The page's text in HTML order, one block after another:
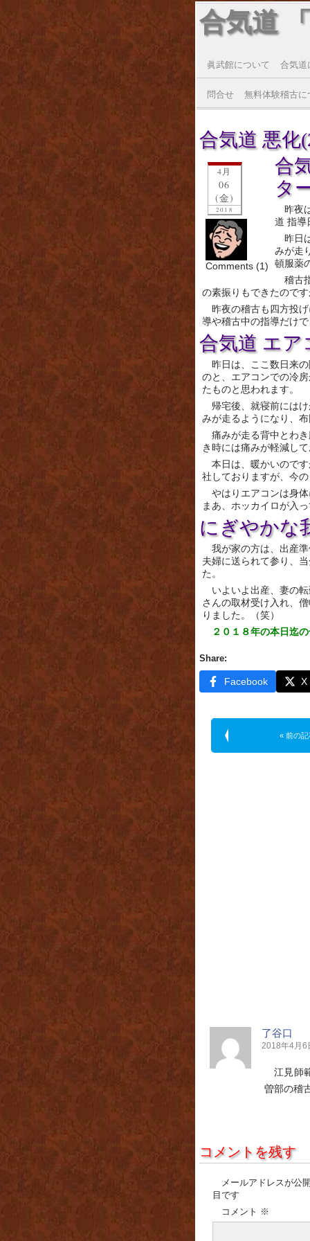
合気道
眞武館について 合気道
問合せ 無料体験稽古に
合気道 悪化
4月
06
(金)
2018
Comments (1)
合
タ
昨夜
道 指導
昨日
みが走
頓服薬
稽古
の素振りもできたので
昨夜の稽古も四方投
導や稽古中の指導だけ
合気道 エア
昨日は、ここ数日来
のと、エアコンでの冷
たものと思われます。
帰宅後、就寝前には
みが走るようになり、
痛みが走る背中とわ
き時には痛みが軽減し
本日は、暖かいので
社しておりますが、今
やはりエアコンは身
まあ、ホッカイロが入
にぎやかな
我が家の方は、出産
夫婦に送られて参り、
た。
いよいよ出産、妻の
さんの取材受け入れ、
りました。（笑）
２０１８年の本日迄
Share:
Facebook X
« 前の記
了谷口
2018年4月6
江見師
曽部の稽
コメントを残す
メールアドレスが公
目です
コメント ※